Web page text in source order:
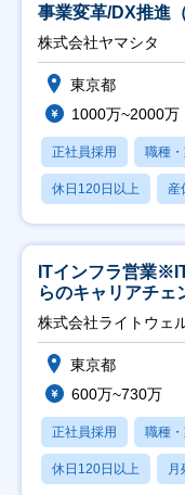
事業変革/DX推進
株式会社ヤマシタ
東京都
1000万~2000万
正社員採用 職種
休日120日以上 産
ITインフラ営業
らのキャリアチ
能】
株式会社ライトウェ
東京都
600万~730万
正社員採用 職種
休日120日以上 月